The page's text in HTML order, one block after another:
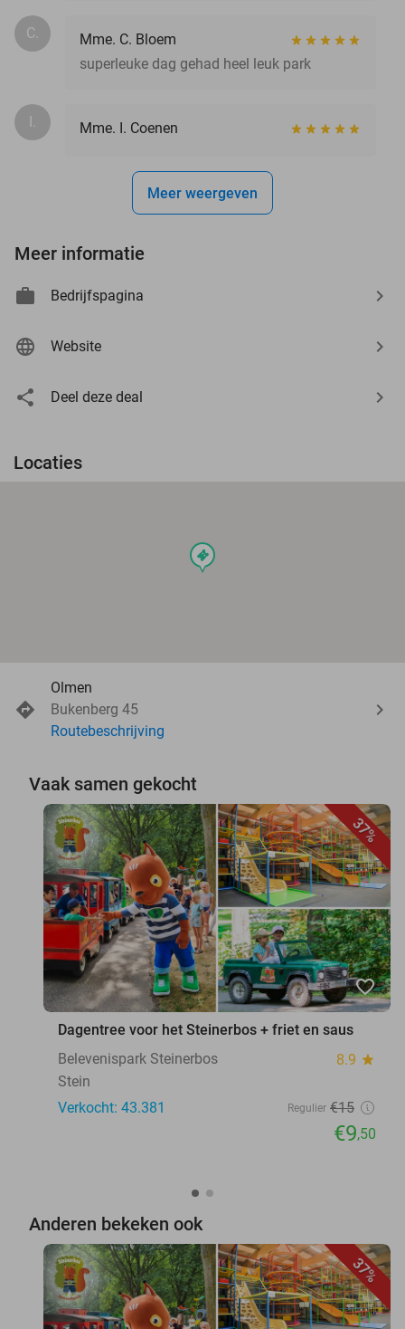
C.
Mme. C. Bloem
superleuke dag gehad heel leuk park
I. Mme. I. Coenen
Meer weergeven
Meer informatie
Bedrijfspagina
Website
Deel deze deal
Locaties
events
Olmen
Bukenberg 45
Routebeschrijving
Vaak samen gekocht
37%
favorite_border
Dagentree voor het Steinerbos + friet en saus
Belevenispark Steinerbos
8.9 star
Stein
Verkocht: 43.381
Regulier €15
€9,50
Anderen bekeken ook
37%